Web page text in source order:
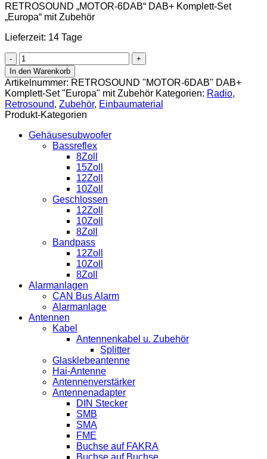
RETROSOUND „MOTOR-6DAB“ DAB+ Komplett-Set
„Europa“ mit Zubehör
Lieferzeit: 14 Tage
RETROSOUND
"MOTOR-
6DAB"
DAB+
Komplett-
Set
"Europa"
mit
Zubehör
In den Warenkorb
Artikelnummer: RETROSOUND "MOTOR-6DAB" DAB+
Komplett-Set "Europa" mit Zubehör Kategorien: Radio,
Retrosound, Zubehör, Einbaumaterial
Produkt-Kategorien
Gehäusesubwoofer
Bassreflex
8Zoll
15Zoll
12Zoll
10Zoll
Geschlossen
12Zoll
10Zoll
8Zoll
Bandpass
12Zoll
10Zoll
8Zoll
Alarmanlagen
CAN Bus Alarm
Alarmanlage
Antennen
Kabel
Antennenkabel u. Zubehör
Splitter
Glasklebeantenne
Hai-Antenne
Antennenverstärker
Antennenadapter
DIN Stecker
SMB
SMA
FME
Buchse auf FAKRA
Buchse auf Buchse